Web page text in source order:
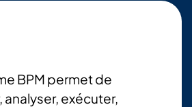
BPM permet de
exécuter,